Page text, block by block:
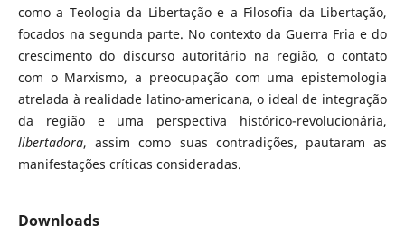
como a Teologia da Libertação e a Filosofia da Libertação,
focados na segunda parte. No contexto da Guerra Fria e do
crescimento do discurso autoritário na região, o contato
com o Marxismo, a preocupação com uma epistemologia
atrelada à realidade latino-americana, o ideal de integração
da região e uma perspectiva histórico-revolucionária,
libertadora, assim como suas contradições, pautaram as
manifestações críticas consideradas.
Downloads